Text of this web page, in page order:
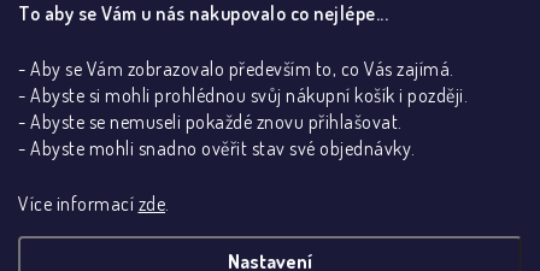
To aby se Vám u nás nakupovalo co nejlépe...
- Aby se Vám zobrazovalo především to, co Vás zajímá.
- Abyste si mohli prohlédnou svůj nákupní košík i později.
- Abyste se nemuseli pokaždé znovu přihlašovat.
- Abyste mohli snadno ověřit stav své objednávky.
Více informací zde.
Nastavení
Informace pro vás
B2B
REALIZACE
Kontakty
Proč s námi
Vrácení, výměna zboží
Ze světa dveří a podlah
Olej nebo lak na dřevěnou podlahu?
Dřevěné podlahy v Praze – ESCO a BARLINEK
Lakované dveře dle RAL dodají interiéru eleganci
Za pár korun DVEŘE vystřelené do VESMÍRU!
Poradna
Jak poznám pravé a levé dveře
Showroom BATTENTE
Stropní lišty Dveřní kování